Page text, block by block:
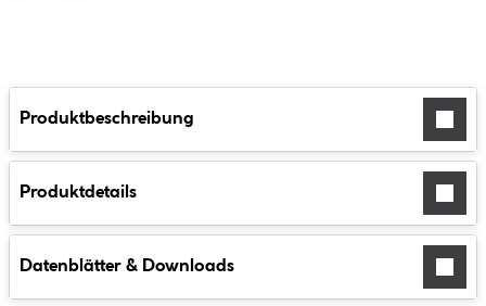
Produktbeschreibung
Produktdetails
Datenblätter & Downloads